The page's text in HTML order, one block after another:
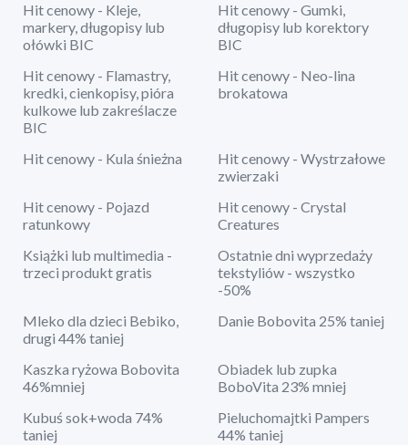
Hit cenowy - Kleje,
markery, długopisy lub
ołówki BIC
Hit cenowy - Gumki,
długopisy lub korektory
BIC
Hit cenowy - Flamastry,
kredki, cienkopisy, pióra
kulkowe lub zakreślacze
BIC
Hit cenowy - Neo-lina
brokatowa
Hit cenowy - Kula śnieżna
Hit cenowy - Wystrzałowe
zwierzaki
Hit cenowy - Pojazd
ratunkowy
Hit cenowy - Crystal
Creatures
Książki lub multimedia -
trzeci produkt gratis
Ostatnie dni wyprzedaży
tekstyliów - wszystko
-50%
Mleko dla dzieci Bebiko,
drugi 44% taniej
Danie Bobovita 25% taniej
Kaszka ryżowa Bobovita
46%mniej
Obiadek lub zupka
BoboVita 23% mniej
Kubuś sok+woda 74%
taniej
Pieluchomajtki Pampers
44% taniej